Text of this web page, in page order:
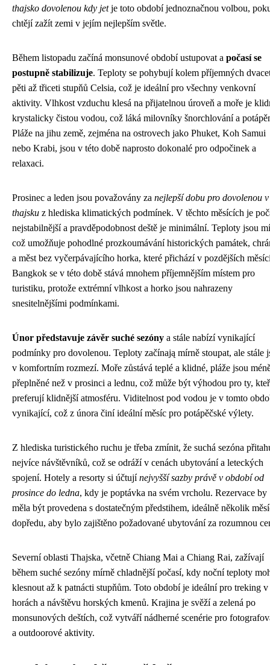
thajsko dovolenou kdy jetje toto období jednoznačnou volbou,
chtějí zažít zemi v jejím nejlepším světle.
Během listopadu začíná monsunové období ustupovat a počasí se
postupně stabilizuje. Teploty se pohybují kolem příjemných
pěti až třiceti stupňů Celsia, což je ideální pro všechny venkovní
aktivity. Vlhkost vzduchu klesá na přijatelnou úroveň a moře je
krystalicky čistou vodou, což láká milovníky šnorchlování a
Pláže na jihu země, zejména na ostrovech jako Phuket, Koh Samui
nebo Krabi, jsou v této době naprosto dokonalé pro odpočinek a
relaxaci.
Prosinec a leden jsou považovány za nejlepší dobu pro dovolenou v
thajsku z hlediska klimatických podmínek. V těchto měsících je
nejstabilnější a pravděpodobnost deště je minimální. Teploty jsou
což umožňuje pohodlné prozkoumávání historických památek,
a měst bez vyčerpávajícího horka, které přichází v pozdějších
Bangkok se v této době stává mnohem příjemnějším místem pro
turistiku, protože extrémní vlhkost a horko jsou nahrazeny
snesitelnějšími podmínkami.
Únor představuje závěr suché sezóny a stále nabízí vynikající
podmínky pro dovolenou. Teploty začínają mírně stoupat, ale stále
v komfortním rozmezí. Moře zůstává teplé a klidné, pláže jsou
přeplněné než v prosinci a lednu, což může být výhodou pro ty,
preferují klidnější atmosféru. Viditelnost pod vodou je v tomto
vynikající, což z února činí ideální měsíc pro potápěčské výlety.
Z hlediska turistického ruchu je třeba zmínit, že suchá sezóna
nejvíce návštěvníků, což se odráží v cenách ubytování a leteckých
spojení. Hotely a resorty si účtujínejvyšší sazby právě v období od
prosince do ledna, kdy je poptávka na svém vrcholu. Rezervace by
měla být provedena s dostatečným předstihem, ideálně několik
dopředu, aby bylo zajištěno požadované ubytování za rozumnou
Severní oblasti Thajska, včetně Chiang Mai a Chiang Rai, zažívají
během suché sezóny mírně chladnější počasí, kdy noční teploty
klesnout až k patnácti stupňům. Toto období je ideální pro treking v
horách a návštěvu horských kmenů. Krajina je svěží a zelená po
monsunových deštích, což vytváří nádherné scenérie pro
a outdoorové aktivity.